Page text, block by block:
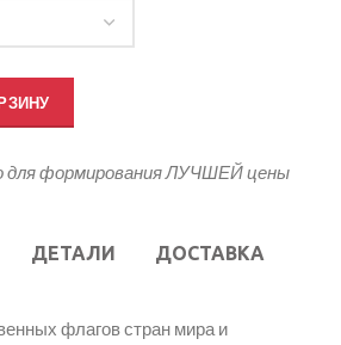
для формирования ЛУЧШЕЙ цены
ДЕТАЛИ ДОСТАВКА
флагов стран мира и